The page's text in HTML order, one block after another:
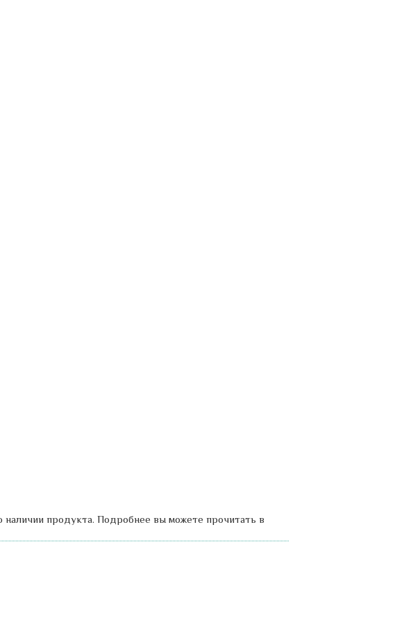
наличии продукта. Подробнее вы можете прочитать в